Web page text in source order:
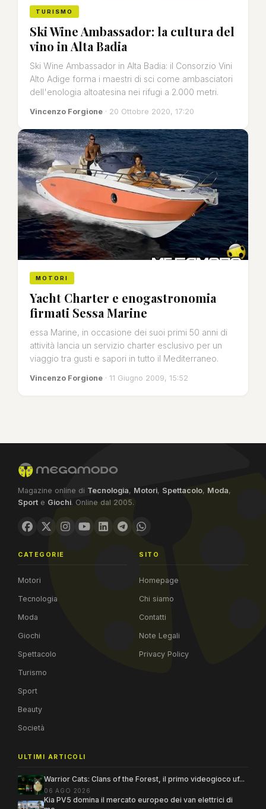
TURISMO
Ski Wine Ambassador: la cultura del
vino in Alta Badia
Ski Wine Ambassador in Alta Badia: il Consorzio Vini
Alto Adige forma i maestri di sci come ambasciatori
dell'enologia altoatesina nei rifugi a 2.000 metri.
Vincenzo Forgione · 20 Ottobre 2020, 17:20
MOTORI
Yacht Charter e enogastronomia
firmati Sessa Marine
essa Marine, in occasione dei suoi primi 50 anni di
attività lancia un servizio charter esclusivo per un
viaggio tra gusti e sapori in tutto il Mediterraneo.
Vincenzo Forgione · 11 Giugno 2009, 15:52
Magazine online di Tecnologia, Motori, Spettacolo, Moda,
Sport e Giochi. Online dal 2005.
CATEGORIE
Motori
Tecnologia
Moda
Giochi
Spettacolo
Turismo
Sport
Beauty
Società
SITO
Homepage
Chi siamo
Contatti
Note Legali
Privacy Policy
ULTIMI ARTICOLI
Warrior Cats: Clans of the Forest, il primo videogioco uf...
06 AGO 2026
Kia PV5 domina il mercato europeo dei van elettrici di